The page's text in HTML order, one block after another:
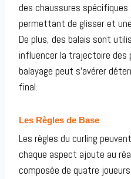
des chaussures spécifiques
permettant de glisser et
De plus, des balais sont
influencer la trajectoire des
balayage peut s’avérer
final.
Les Règles de Base
Les règles du curling
chaque aspect ajoute au
composée de quatre